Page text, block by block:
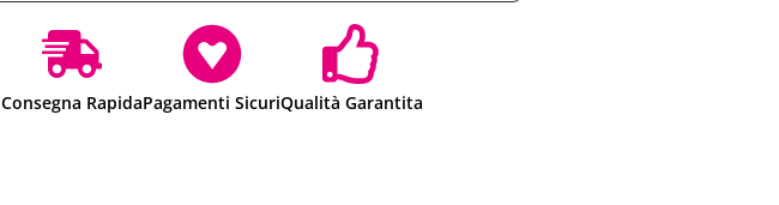
Consegna RapidaPagamenti SicuriQualità Garantita